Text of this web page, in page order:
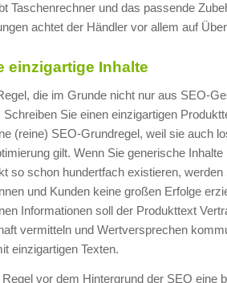
Taschenrechner und das passende
achtet der Händler vor allem auf
einzigartige Inhalte
die im Grunde nicht nur aus SEO-
Sie einen einzigartigen
(reine) SEO-Grundregel, weil sie auch
gilt. Wenn Sie generische Inhalte
so schon hundertfach existieren, werden
und Kunden keine großen Erfolge
Informationen soll der Produkttext
vermitteln und Wertversprechen
einzigartigen Texten.
vor dem Hintergrund der SEO eine